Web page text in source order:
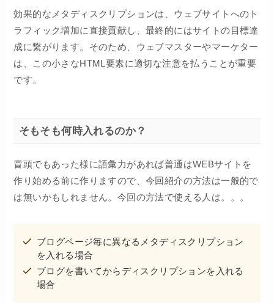
効果的なメタディスクリプションは、ウェブサイトへのト
ラフィック増加に直接貢献し、最終的にはサイトの目標達
成に繋がります。そのため、ウェブマスターやマーケター
は、この小さなHTML要素に適切な注意を払うことが重要
です。
そもそも何時入れるのか？
冒頭でもあった様に語彙力があれば普通はWEBサイトを
作り始める前に作りますので、今回紹介の方法は一般的で
は無いかもしれません。今回の方法で使える人は。。。
ブログページ毎に異なるメタディスクリプション
を入れる場合
ブログを書いてからディスクリプションを入れる
場合